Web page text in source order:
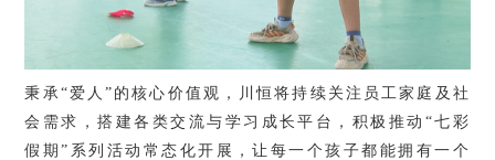
秉承 “爱人”的核心价值观 ， 川恒将持续关注员工家庭及社
会 需求，搭建各类交流与 学习 成长平台 ， 积极 推动 “七彩
假期”系列活动常态化开展，让每一个孩子都能拥有一个